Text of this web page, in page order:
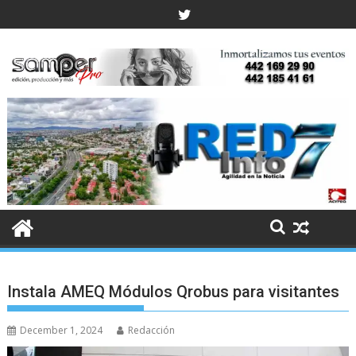
to
Instala AMEQ Módulos Qrobus para visitantes
December 1, 2024 Redacción